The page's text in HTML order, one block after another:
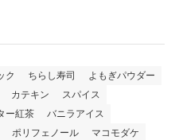
ク ちらし寿司
よもぎパウダー
カテキン
スパイス
ー紅茶
バニラアイス
ポリフェノール
マコモダケ